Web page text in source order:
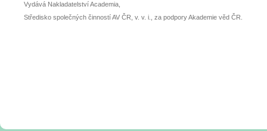
Vydává Nakladatelství Academia,
Středisko společných činností AV ČR, v. v. i., za podpory Akademie věd ČR.